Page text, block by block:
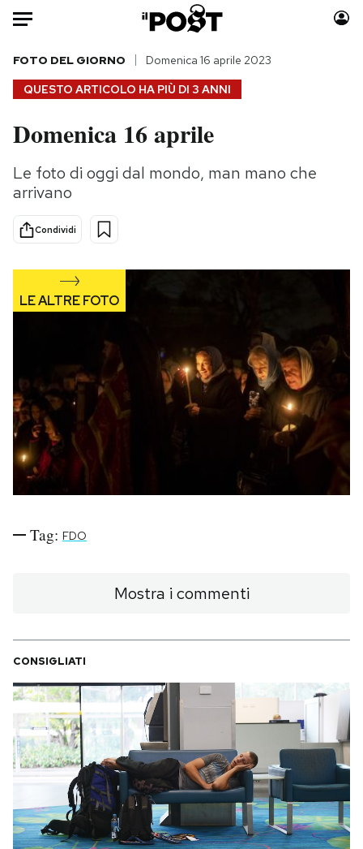
Auto
HOME
Italia
Politica
Internet
Cultura
Economia
Moda
Consumismi
PODCAST
NEWSLETTER
AREA PERSONALE
Area Personale
Newsletter
Notifiche mobile
Regala il Post
Hai bisogno di aiuto?
Esci
QUESTO ARTICOLO HA PIÙ DI 3 ANNI
FOTO DEL GIORNO Domenica 16 aprile 2023
Domenica 16 aprile
Le foto di oggi dal mondo, man mano che
arrivano
Condividi
Tag: FDO
Mostra i commenti
CONSIGLIATI